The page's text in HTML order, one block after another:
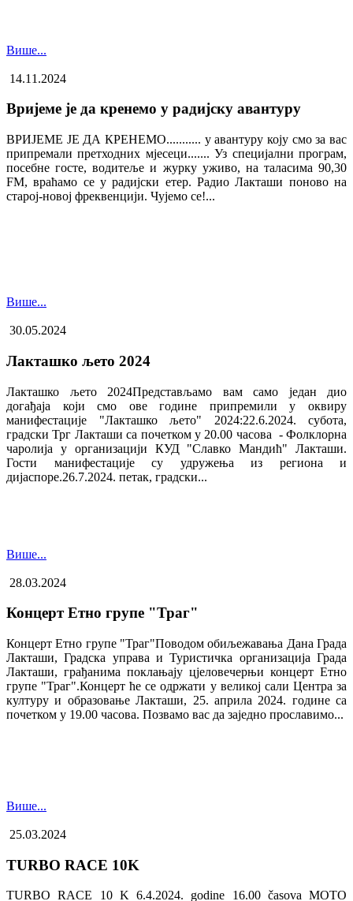
Више...
14.11.2024
Вријеме је да кренемо у радијску авантуру
ВРИЈЕМЕ ЈЕ ДА КРЕНЕМО........... у авантуру коју смо за вас
припремали претходних мјесеци....... Уз специјални програм,
посебне госте, водитеље и журку уживо, на таласима 90,30
FM, враћамо се у радијски етер. Радио Лакташи поново на
старој-новој фреквенцији. Чујемо се!...
Више...
30.05.2024
Лакташко љето 2024
Лакташко љето 2024Представљамо вам само један дио
догађаја који смо ове године припремили у оквиру
манифестације "Лакташко љето" 2024:22.6.2024. субота,
градски Трг Лакташи са почетком у 20.00 часова - Фолклорна
чаролија у организацији КУД "Славко Мандић" Лакташи.
Гости манифестације су удружења из региона и
дијаспоре.26.7.2024. петак, градски...
Више...
28.03.2024
Концерт Етно групе "Траг"
Концерт Етно групе "Траг"Поводом обиљежавања Дана Града
Лакташи, Градска управа и Туристичка организација Града
Лакташи, грађанима поклањају цјеловечерњи концерт Етно
групе "Траг".Концерт ће се одржати у великој сали Центра за
културу и образовање Лакташи, 25. априла 2024. године са
почетком у 19.00 часова. Позвамо вас да заједно прославимо...
Више...
25.03.2024
TURBO RACE 10K
TURBO RACE 10 K 6.4.2024. godine 16.00 časova MOTO